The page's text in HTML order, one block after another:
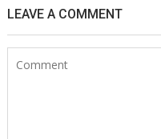
LEAVE A COMMENT